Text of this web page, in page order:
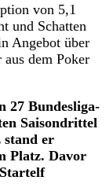
von 5,1
und Schatten
Angebot über
dem Poker
27 Bundesliga-
Saisondrittel
stand er
Platz. Davor